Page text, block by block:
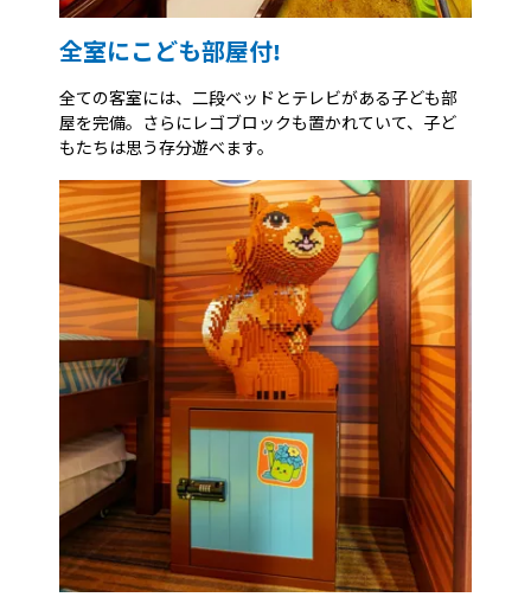
全室にこども部屋付!
全ての客室には、二段ベッドとテレビがある子ども部
屋を完備。さらにレゴブロックも置かれていて、子ど
もたちは思う存分遊べます。